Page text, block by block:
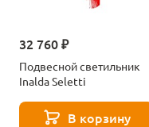
32 760 ₽
Подвесной светильник
Inalda Seletti
В корзину